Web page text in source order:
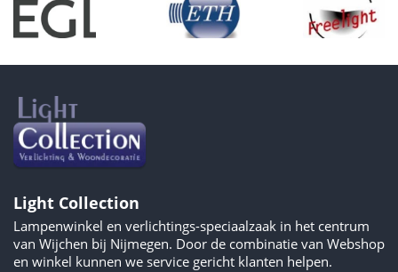
Light Collection
Lampenwinkel en verlichtings-speciaalzaak in het centrum
van Wijchen bij Nijmegen. Door de combinatie van Webshop
en winkel kunnen we service gericht klanten helpen.